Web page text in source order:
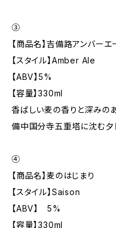
③
【商品名】吉備路アンバーエ
【スタイル】Amber Ale
【ABV】5%
【容量】330ml
香ばしい麦の香りと深みの
備中国分寺五重塔に沈む夕
④
【商品名】麦のはじまり
【スタイル】Saison
【ABV】 5%
【容量】330ml